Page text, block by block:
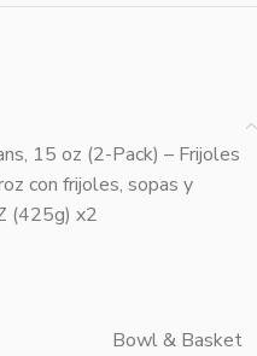
15 oz (2-Pack) – Frijoles
con frijoles, sopas y
(425g) x2
Bowl & Basket